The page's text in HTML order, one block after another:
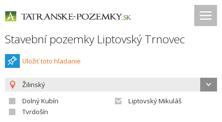
Stavební pozemky Liptovský Trnovec
Uložiť toto hladanie
Žilinský
Dolný Kubín
Liptovský Mikuláš
Tvrdošín